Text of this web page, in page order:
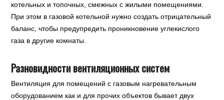
котельных и топочных, смежных с жилыми помещениями.
При этом в газовой котельной нужно создать отрицательный
баланс, чтобы предупредить проникновение углекислого
газа в другие комнаты.
Разновидности вентиляционных систем
Вентиляция для помещений с газовым нагревательным
оборудованием как и для прочих объектов бывает двух